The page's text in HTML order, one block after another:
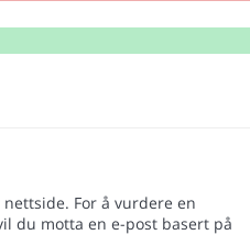
For å vurdere en
du motta en e-post basert på